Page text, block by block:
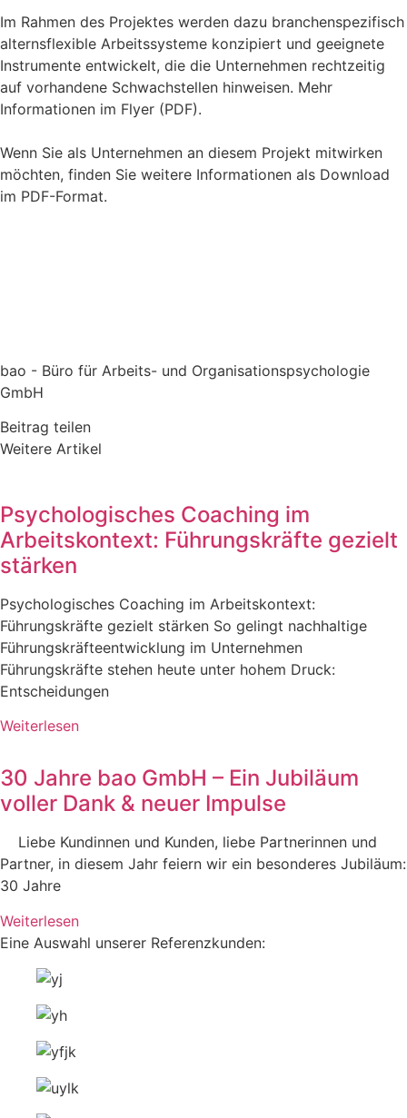
Im Rahmen des Projektes werden dazu branchenspezifisch
alternsflexible Arbeitssysteme konzipiert und geeignete
Instrumente entwickelt, die die Unternehmen rechtzeitig
auf vorhandene Schwachstellen hinweisen. Mehr
Informationen im Flyer (PDF).
Wenn Sie als Unternehmen an diesem Projekt mitwirken
möchten, finden Sie weitere Informationen als Download
im PDF-Format.
bao - Büro für Arbeits- und Organisationspsychologie
GmbH
Beitrag teilen
Weitere Artikel
Psychologisches Coaching im
Arbeitskontext: Führungskräfte gezielt
stärken
Psychologisches Coaching im Arbeitskontext:
Führungskräfte gezielt stärken So gelingt nachhaltige
Führungskräfteentwicklung im Unternehmen
Führungskräfte stehen heute unter hohem Druck:
Entscheidungen
Weiterlesen
30 Jahre bao GmbH – Ein Jubiläum
voller Dank & neuer Impulse
Liebe Kundinnen und Kunden, liebe Partnerinnen und
Partner, in diesem Jahr feiern wir ein besonderes Jubiläum:
30 Jahre
Weiterlesen
Eine Auswahl unserer Referenzkunden: